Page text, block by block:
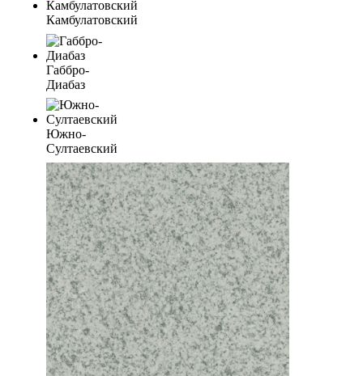
Камбулатовский
Габбро-
Диабаз
Южно-
Султаевский